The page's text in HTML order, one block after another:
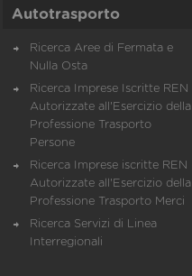
Autotrasporto
Ricerca Aree di Fermata e
Nulla Osta
Ricerca Imprese Iscritte REN
Autorizzate all'Esercizio della
Professione Trasporto
Persone
Ricerca Imprese iscritte REN
Autorizzate all'Esercizio della
Professione Trasporto Merci
Ricerca Servizi di Linea
Interregionali